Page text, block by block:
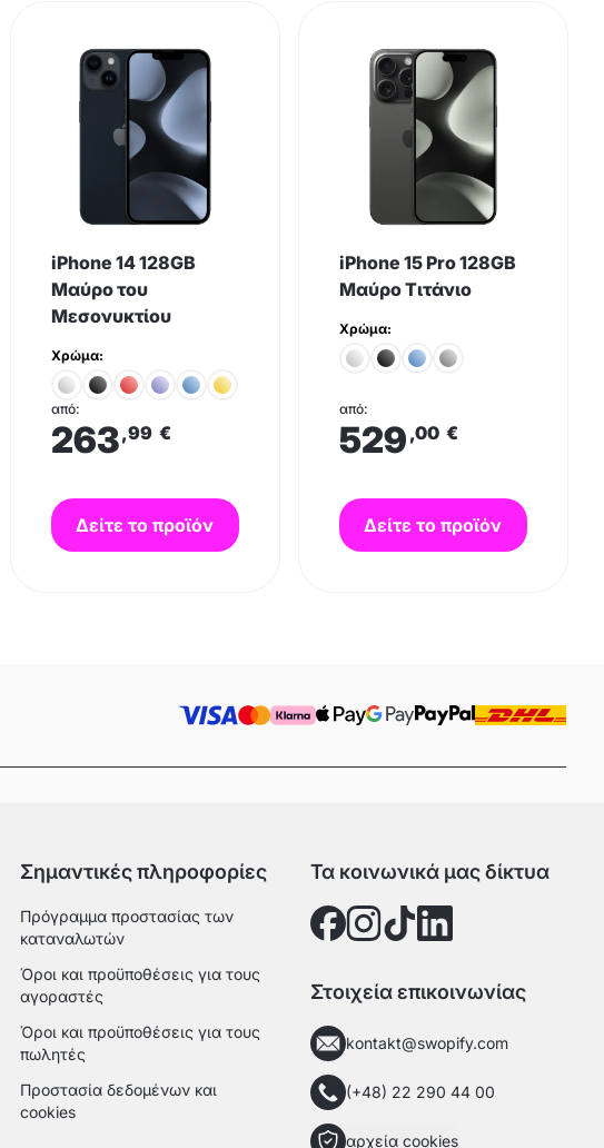
iPhone 14 128GB
Μαύρο του
Μεσονυκτίου
Χρώμα:
από:
263,99 €
Δείτε το προϊόν
iPhone 15 Pro 128GB
Μαύρο Τιτάνιο
Χρώμα:
από:
529 ,00 €
Δείτε το προϊόν
Σημαντικές πληροφορίες
Πρόγραμμα προστασίας των
καταναλωτών
Όροι και προϋποθέσεις για τους
αγοραστές
Όροι και προϋποθέσεις για τους
πωλητές
Προστασία δεδομένων και
cookies
Τα κοινωνικά μας δίκτυα
Στοιχεία επικοινωνίας
kontakt@swopify.com
(+48) 22 290 44 00
αρχεία cookies